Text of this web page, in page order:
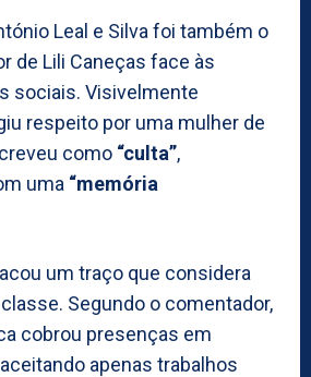
Leal e Silva foi também o
de Lili Caneças face às
sociais. Visivelmente
respeito por uma mulher de
como “culta”,
uma “memória
um traço que considera
Segundo o comentador,
cobrou presenças em
apenas trabalhos